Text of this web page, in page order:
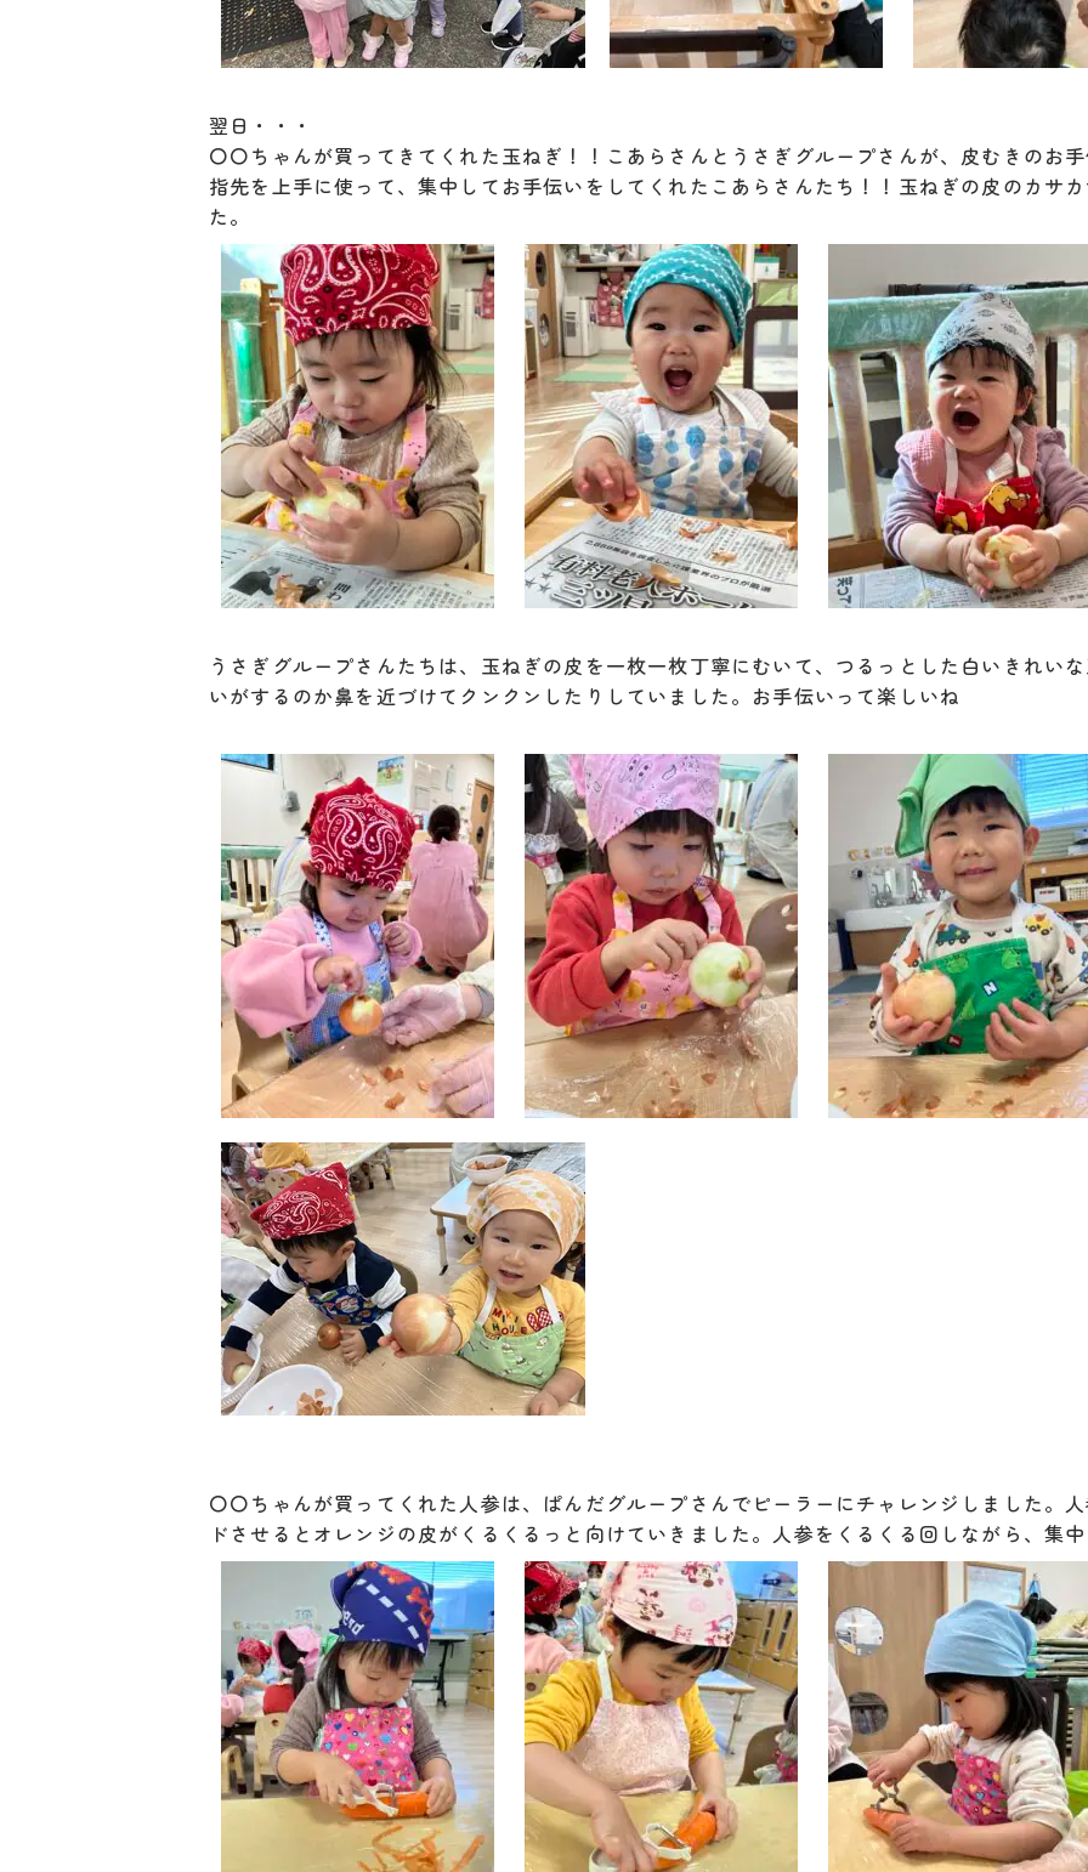
翌日・・・
〇〇ちゃんが買ってきてくれた玉ねぎ！！こあらさんとうさぎグループさんが、皮むきのお
指先を上手に使って、集中してお手伝いをしてくれたこあらさんたち！！玉ねぎの皮のカサ
た。
うさぎグループさんたちは、玉ねぎの皮を一枚一枚丁寧にむいて、つるっとした白いきれい
いがするのか鼻を近づけてクンクンしたりしていました。お手伝いって楽しいね
〇〇ちゃんが買ってくれた人参は、ぱんだグループさんでピーラーにチャレンジしました。
ドさせるとオレンジの皮がくるくるっと向けていきました。人参をくるくる回しながら、集中